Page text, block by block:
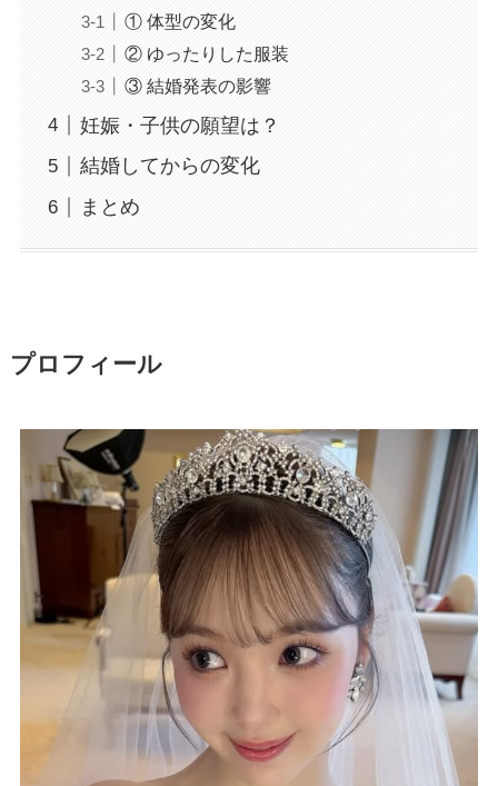
① 体型の変化
② ゆったりした服装
③ 結婚発表の影響
妊娠・子供の願望は？
結婚してからの変化
まとめ
プロフィール